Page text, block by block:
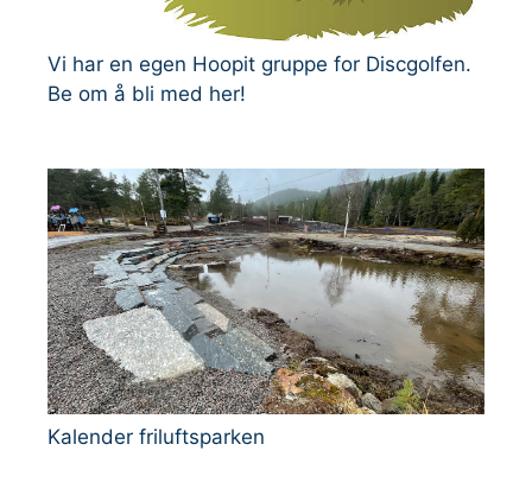
Vi har en egen Hoopit gruppe for Discgolfen.
Be om å bli med her!
Kalender friluftsparken